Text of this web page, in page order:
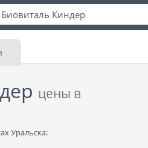
цены в
Уральска: